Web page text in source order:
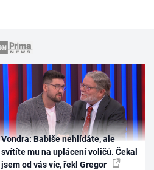
Vondra: Babiše nehlídáte, ale
svítíte mu na uplácení voličů. Čekal
jsem od vás víc, řekl Gregor